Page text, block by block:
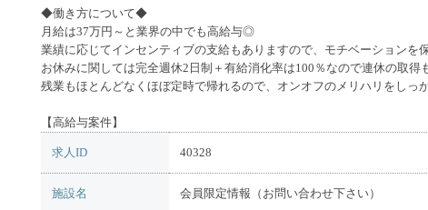
◆働き方について◆
月給は37万円～と業界の中でも高給与◎
業績に応じてインセンティブの支給もありますので、モチベーションを
お休みに関しては完全週休2日制＋有給消化率は100％なので連休の取得
残業もほとんどなくほぼ定時で帰れるので、オンオフのメリハリをしっ
【高給与案件】
求人ID 40328
施設名 会員限定情報（お問い合わせ下さい）